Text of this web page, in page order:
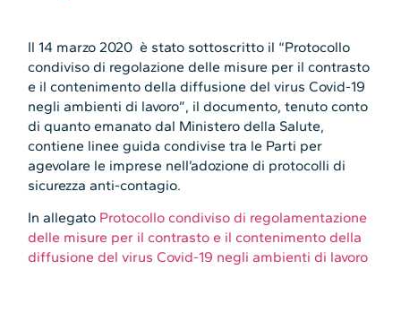
Il 14 marzo 2020 è stato sottoscritto il “Protocollo
condiviso di regolazione delle misure per il contrasto
e il contenimento della diffusione del virus Covid-19
negli ambienti di lavoro”, il documento, tenuto conto
di quanto emanato dal Ministero della Salute,
contiene linee guida condivise tra le Parti per
agevolare le imprese nell’adozione di protocolli di
sicurezza anti-contagio.
In allegato Protocollo condiviso di regolamentazione
delle misure per il contrasto e il contenimento della
diffusione del virus Covid-19 negli ambienti di lavoro